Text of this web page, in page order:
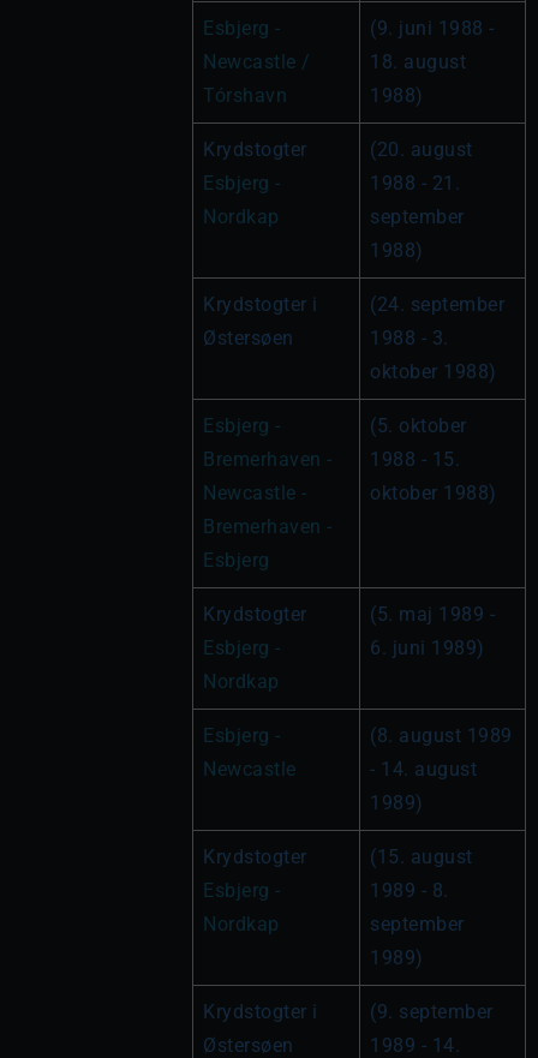
Esbjerg -
Newcastle /
Tórshavn
(9. juni 1988 -
18. august
1988)
Esbjerg -
Nordkap
(20. august
1988 - 21.
september
1988)
Krydstogter i
Østersøen
(24. september
1988 - 3.
oktober 1988)
Esbjerg -
Bremerhaven -
Newcastle -
Bremerhaven -
Esbjerg
(5. oktober
1988 - 15.
oktober 1988)
Esbjerg -
Nordkap
(5. maj 1989 -
6. juni 1989)
Esbjerg -
Newcastle
(8. august 1989
- 14. august
1989)
Esbjerg -
Nordkap
(15. august
1989 - 8.
september
1989)
Krydstogter i
Østersøen
(9. september
1989 - 14.